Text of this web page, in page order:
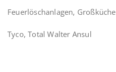
Feuerlöschanlagen, Großküche
Tyco, Total Walter Ansul